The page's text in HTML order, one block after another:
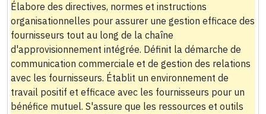
Élabore des directives, normes et instructions
organisationnelles pour assurer une gestion efficace des
fournisseurs tout au long de la chaîne
d'approvisionnement intégrée. Définit la démarche de
communication commerciale et de gestion des relations
avec les fournisseurs. Établit un environnement de
travail positif et efficace avec les fournisseurs pour un
bénéfice mutuel. S'assure que les ressources et outils